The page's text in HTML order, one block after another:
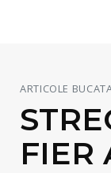
ARTICOLE
FIER